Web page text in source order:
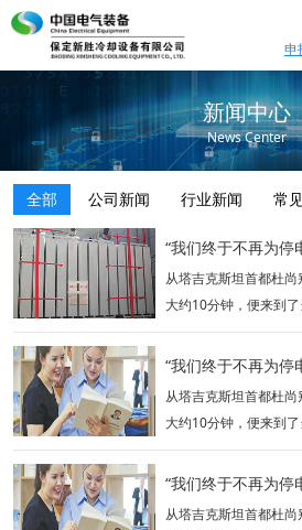
申
新闻中心
News Center
全部 公司新闻 行业新闻 常
“我们终于不再为停
从塔吉克斯坦首都杜
大约10分钟，便来到
厂。这座坐落在瓦尔
仅为首都老百姓送去
“我们终于不再为停
从塔吉克斯坦首都杜
大约10分钟，便来到
厂。这座坐落在瓦尔
仅为首都老百姓送去
“我们终于不再为停
从塔吉克斯坦首都杜